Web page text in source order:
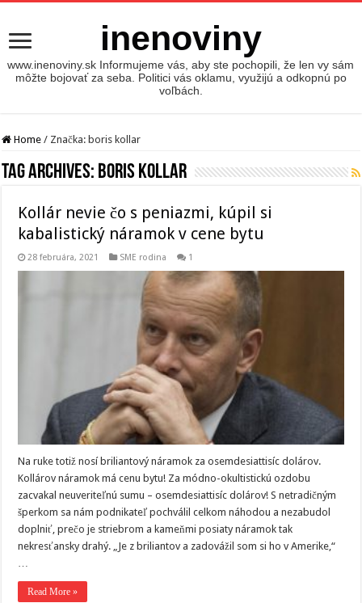
inenoviny
www.inenoviny.sk Informujeme vás, aby ste pochopili, že len vy sám
môžte bojovať za seba. Politici vás oklamu, využijú a odkopnú po
voľbách.
Home / Značka: boris kollar
Tag Archives: boris kollar
Kollár nevie čo s peniazmi, kúpil si
kabalistický náramok v cene bytu
28 februára, 2021 SME rodina 1
Na ruke totiž nosí briliantový náramok za osemdesiattisíc dolárov.
Kollárov náramok má cenu bytu! Za módno-okultistickú ozdobu
zacvakal neuveriteľnú sumu – osemdesiattisíc dolárov! S netradičným
šperkom sa nám podnikateľ pochválil celkom náhodou a nezabudol
doplniť, prečo je striebrom a kameňmi posiaty náramok tak
nekresťansky drahý. „Je z briliantov a zadovážil som si ho v Amerike,“
Read More »